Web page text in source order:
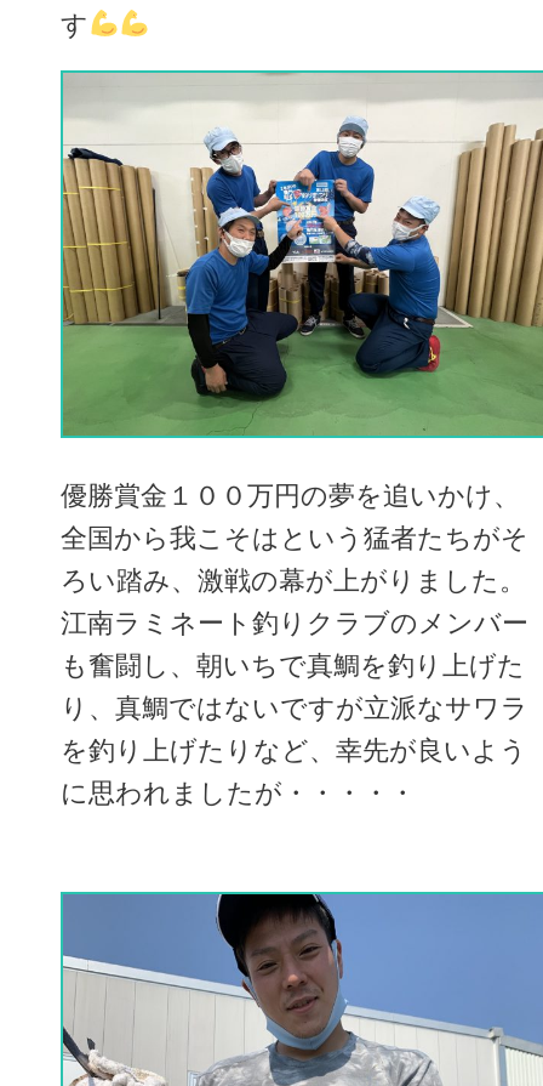
す
優勝賞金１００万円の夢を追いかけ、
全国から我こそはという猛者たちがそ
ろい踏み、激戦の幕が上がりました。
江南ラミネート釣りクラブのメンバー
も奮闘し、朝いちで真鯛を釣り上げた
り、真鯛ではないですが立派なサワラ
を釣り上げたりなど、幸先が良いよう
に思われましたが・・・・・